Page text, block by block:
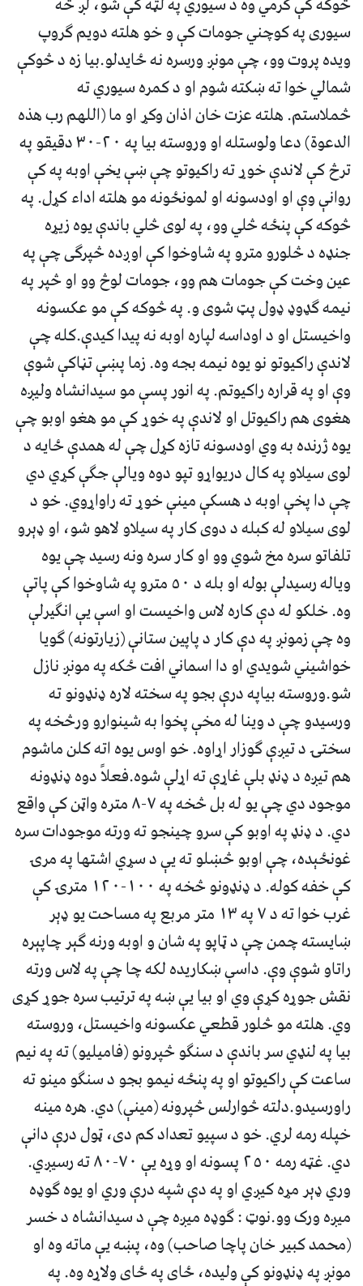
سيورى په کوچني جومات کې و خو هلته دويم گروپ
ويده پروت وو، چې مونږ ورسره نه ځايدلو.بيا زه د څوکې
شمالي خوا ته ښکته شوم او د کمره سيوري ته
څملاستم. هلته عزت خان اذان وکړ او ما (اللهم رب هذه
الدعوة) دعا ولوستله او وروسته بيا په ٢٠-٣٠ دقيقو په
ترڅ کې لاندې خوړ ته راکيوتو چې ښې يخې اوبه په کې
روانې وې او اودسونه او لمونځونه مو هلته اداء کړل. په
څوکه کې پنځه څلي وو، په لوى څلي باندې يوه زيړه
جنډه د څلورو مترو په شاوخوا کې اوږده څپرگى چې په
عين وخت کې جومات هم وو، جومات لوڅ وو او څپر په
نيمه گډوډ ډول پټ شوى و. په څوکه کې مو عکسونه
واخيستل او د اوداسه لپاره اوبه نه پيدا کيدې.کله چې
لاندې راکيوتو نو يوه نيمه بجه وه. زما پښې تڼاکې شوې
وې او په قراره راکيوتم. په انور پسې مو سيدانشاه وليږه
هغوى هم راکيوتل او لاندې په خوړ کې مو هغو اوبو چې
يوه ژرنده به وي اودسونه تازه کړل چې له همدې ځايه د
لوى سيلاو په کال دريواړو تپو دوه ويالې جگې کړي دي
چې دا پخې اوبه د هسکې مينې خوړ ته راواړوي. خو د
لوى سيلاو له کبله د دوى کار په سيلاو لاهو شو، او ډېرو
تلفاتو سره مخ شوي وو او کار سره ونه رسيد چې يوه
وياله رسيدلې بوله او بله د ٥٠ مترو په شاوخوا کې پاتې
وه. خلکو له دې کاره لاس واخيست او اسې يې انگيرلې
وه چې زمونږ په دې کار د پاپين ستانې (زيارتونه) گويا
خواشيني شويدي او دا اسماني افت ځکه په مونږ نازل
شو.وروسته بياپه درې بجو په سخته لاره ډنډونو ته
ورسيدو چې د وينا له مخې پخوا به شينوارو ورڅخه په
سختۍ د تيږې گوزار اړاوه. خو اوس يوه اته کلن ماشوم
هم تيږه د ډنډ بلې غاړې ته اړلې شوه.فعلاً دوه ډنډونه
موجود دي چې يو له بل څخه په ٧-٨ متره واټن کې واقع
دي. د ډنډ په اوبو کې سرو چينجو ته ورته موجودات سره
غونځېده، چې اوبو څښلو ته يې د سړي اشتها په مرۍ
کې خفه کوله. د ډنډونو څخه په ١٠٠-١٢٠ مترۍ کې
غرب خوا ته د ٧ په ١٣ متر مربع په مساحت يو ډېر
ښايسته چمن چې د ټاپو په شان و اوبه ورنه گېر چاپېره
راتاو شوې وې. داسې ښکاريده لکه چا چې په لاس ورته
نقش جوړه کړې وي او بيا يې ښه په ترتيب سره جوړ کړى
وي. هلته مو څلور قطعي عکسونه واخيستل، وروسته
بيا په لنډي سر باندې د سنگو څپرونو (فاميليو) ته په نيم
ساعت کې راکيوتو او په پنځه نيمو بجو د سنگو مينو ته
راورسيدو.دلته څوارلس څپرونه (مينې) دي. هره مينه
خپله رمه لري. خو د سپيو تعداد کم دى، ټول درې دانې
دي. غټه رمه ٢٥٠ پسونه او وړه يې ٧٠-٨٠ ته رسيږي.
وري ډېر مړه کيږي او په دې شپه درې وري او يوه گوډه
ميږه ورک وو.نوټ : گوډه ميږه چې د سيدانشاه د خسر
(محمد کبير خان پاچا صاحب) وه، پښه يې ماته وه او
مونږ په ډنډونو کې وليده، ځاى په ځاى ولاړه وه. په